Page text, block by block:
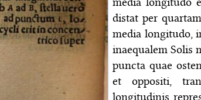
distat per
media longitudo,
inaequalem Solis
puncta quae
et oppositi,
longitudinis